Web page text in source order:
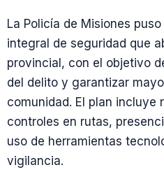
La Policía de Misiones
integral de seguridad que
provincial, con el objetivo
del delito y garantizar
comunidad. El plan incluye
controles en rutas,
uso de herramientas
vigilancia.